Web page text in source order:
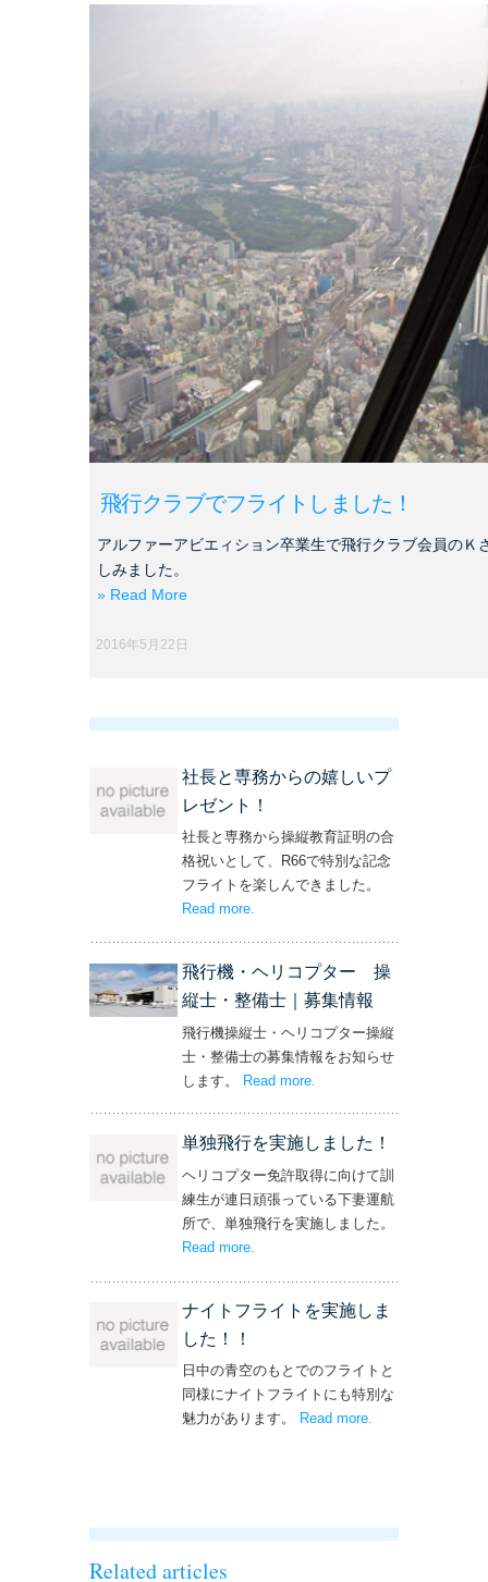
飛行クラブでフライトしました！
アルファーアビエィション卒業生で飛行クラブ会員のＫ
しみました。
» Read More
2016年5月22日
社長と専務からの嬉しいプ
レゼント！
社長と専務から操縦教育証明の合
格祝いとして、R66で特別な記念
フライトを楽しんできました。
Read more– ‘社長と専務からの嬉しいプレゼン
.
飛行機・ヘリコプター 操
縦士・整備士｜募集情報
飛行機操縦士・ヘリコプター操縦
士・整備士の募集情報をお知らせ
します。 Read more
単独飛行を実施しました！
ヘリコプター免許取得に向けて訓
練生が連日頑張っている下妻運航
所で、単独飛行を実施しました。
Read more
ナイトフライトを実施しま
した！！
日中の青空のもとでのフライトと
同様にナイトフライトにも特別な
魅力があります。
Read more– ‘ナイトフライト
.
Related articles